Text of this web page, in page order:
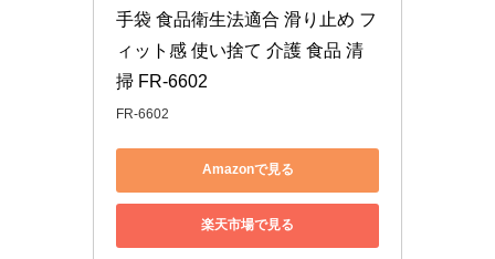
手袋 食品衛生法適合 滑り止め フ
ィット感 使い捨て 介護 食品 清
掃 FR-6602
FR-6602
Amazonで見る
楽天市場で見る